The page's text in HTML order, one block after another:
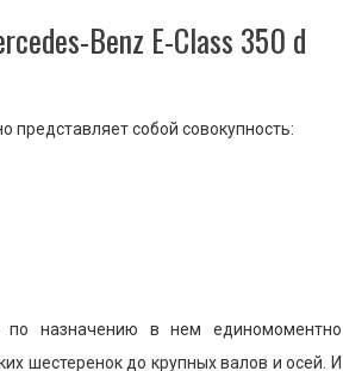
Benz E-Class 350 d
представляет собой совокупность:
по назначению в нем единомоментно
шестеренок до крупных валов и осей. И